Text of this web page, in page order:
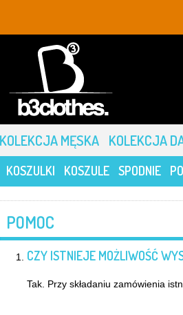
KOLEKCJA MĘSKA KOLEKCJA
KOSZULKI KOSZULE SPODNIE
POMOC
CZY ISTNIEJE MOŻLIWOŚĆ
Tak. Przy składaniu zamówienia